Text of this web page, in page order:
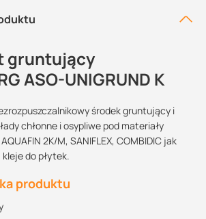
gruntujący
ASO-UNIGRUND K
środek gruntujący i
chłonne i osypliwe pod materiały
2K/M, SANIFLEX, COMBIDIC jak
do płytek.
produktu